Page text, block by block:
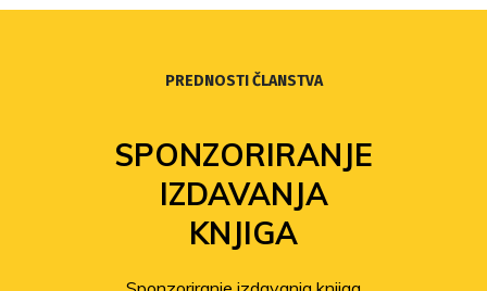
PREDNOSTI ČLANSTVA
SPONZORIRANJE
IZDAVANJA
KNJIGA